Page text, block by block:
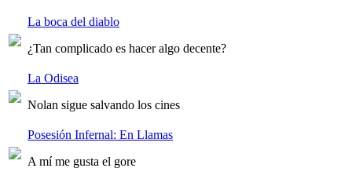
La boca del diablo
¿Tan complicado es hacer algo decente?
La Odisea
Nolan sigue salvando los cines
Posesión Infernal: En Llamas
A mí me gusta el gore